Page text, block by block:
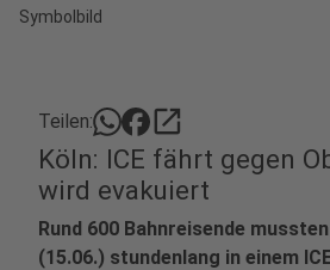
Symbolbild
Teilen: open_in_new
Köln: ICE fährt gegen
wird evakuiert
Rund 600 Bahnreisende
(15.06.) stundenlang in einem